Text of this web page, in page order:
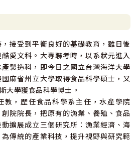
接受到平衡良好的基礎教育，雖日後
愛文科。大專聯考時，以系狀元進入
製造科，即今日之國立台灣海洋大學
麻省州立大學取得食品科學碩士，又
大學獲食品科學博士。
教，歷任食品科學系主任，水產學院
創院院長，把原有的漁業、養殖、食品
擴展成立三個研究所：漁業經濟、海
傳統的產業科技，提升視野與研究範